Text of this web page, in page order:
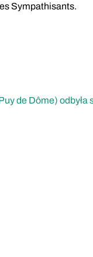
Sympathisants.
de Dôme) odbyła